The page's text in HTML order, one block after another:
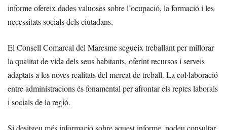
informe ofereix dades valuoses sobre l’ocupació, la formació i les
necessitats socials dels ciutadans.
El Consell Comarcal del Maresme segueix treballant per millorar
la qualitat de vida dels seus habitants, oferint recursos i serveis
adaptats a les noves realitats del mercat de treball. La col·laboració
entre administracions és fonamental per afrontar els reptes laborals
i socials de la regió.
Si desitgeu més informació sobre aquest informe, podeu consultar